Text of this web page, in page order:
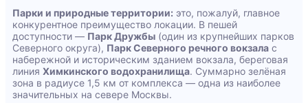
Парки и природные территории: это, пожалуй, главное
конкурентное преимущество локации. В пешей
доступности — Парк Дружбы (один из крупнейших парков
Северного округа), Парк Северного речного вокзала с
набережной и историческим зданием вокзала, береговая
линия Химкинского водохранилища. Суммарно зелёная
зона в радиусе 1,5 км от комплекса — одна из наиболее
значительных на севере Москвы.